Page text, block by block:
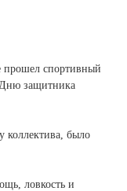
прошел спортивный
защитника
коллектива, было
ловкость и